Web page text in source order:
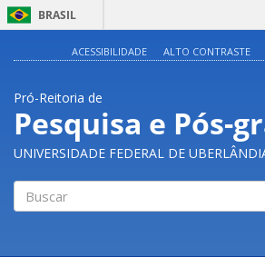
BRASIL
ACESSIBILIDADE ALTO CONTRASTE
Pró-Reitoria de
Pesquisa e Pós-
UNIVERSIDADE FEDERAL DE